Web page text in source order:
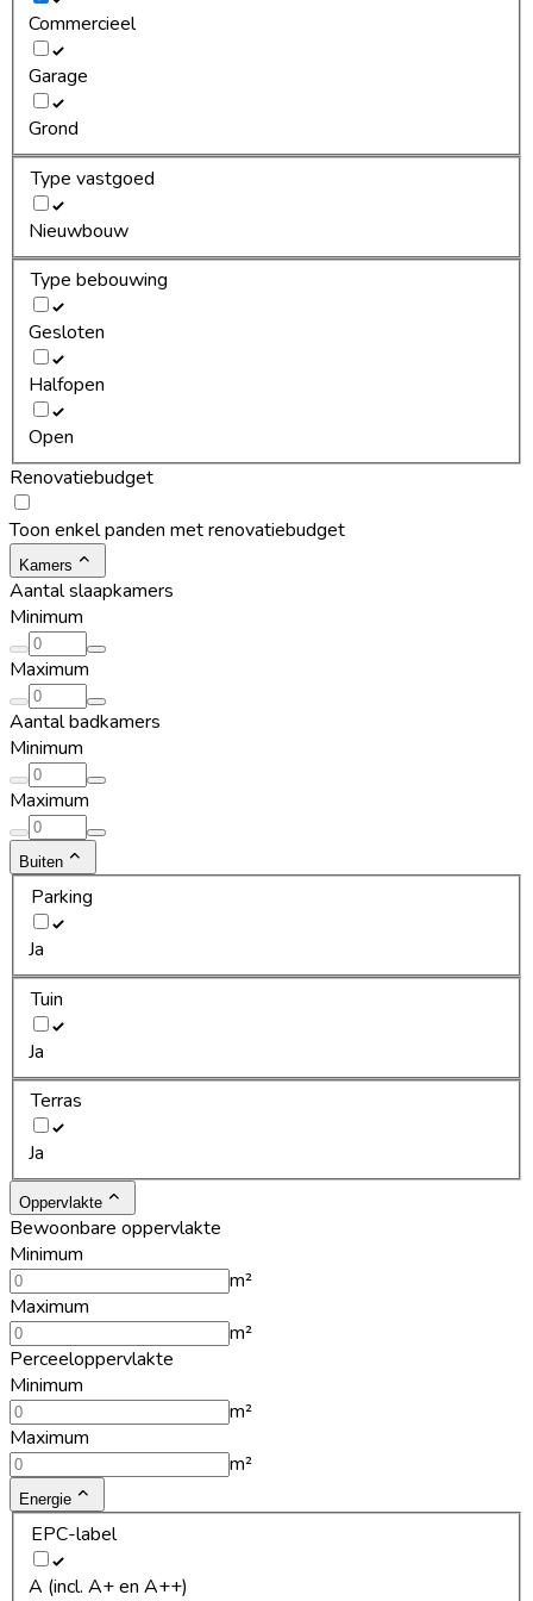
Commercieel
Garage
Grond
Type vastgoed
Nieuwbouw
Type bebouwing
Gesloten
Halfopen
Open
Renovatiebudget
Toon enkel panden met renovatiebudget
Kamers
Aantal slaapkamers
Minimum
Maximum
Aantal badkamers
Minimum
Maximum
Buiten
Parking
Ja
Tuin
Ja
Terras
Ja
Oppervlakte
Bewoonbare oppervlakte
Minimum
m²
Maximum
m²
Perceeloppervlakte
Minimum
m²
Maximum
m²
Energie
EPC-label
A (incl. A+ en A++)